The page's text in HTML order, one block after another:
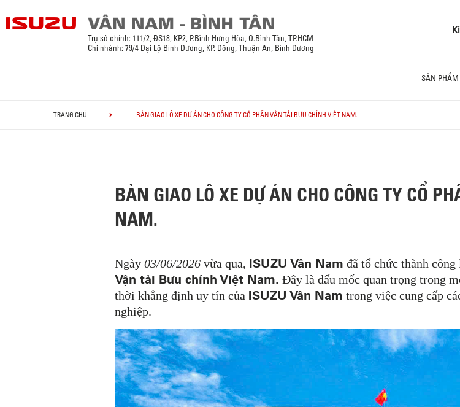
Trụ sở chính: 111/2, ĐS18, KP2, P.Bình Hưng Hòa, Q.Bình Tân, TP.HCM
Chi nhánh: 79/4 Đại Lộ Bình Dương, KP. Đông, Thuận An, Bình Dương
SẢN PHẨM
TRANG CHỦ BÀN GIAO LÔ XE DỰ ÁN CHO CÔNG TY CỔ PHẦN VẬN TẢI BƯU CHÍNH VIỆT NAM.
BÀN GIAO LÔ XE DỰ ÁN CHO CÔNG TY CỔ
NAM.
Ngày 03/06/2026 vừa qua, ISUZU Vân Nam đã tổ chức thành
Vận tải Bưu chính Việt Nam. Đây là dấu mốc quan trọng trong
thời khẳng định uy tín của ISUZU Vân Nam trong việc cung cấp
nghiệp.